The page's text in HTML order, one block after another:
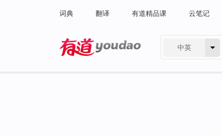
词典 翻译 有道精品课 云笔记
中英